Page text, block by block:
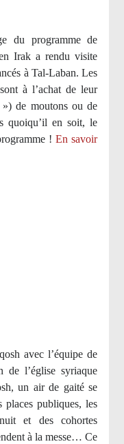
du programme de
Irak a rendu visite
à Tal-Laban. Les
à l’achat de leur
») de moutons ou de
quoiqu’il en soit, le
!En savoir
avec l’équipe de
l’église syriaque
un air de gaité se
places publiques, les
et des cohortes
à la messe… Ce